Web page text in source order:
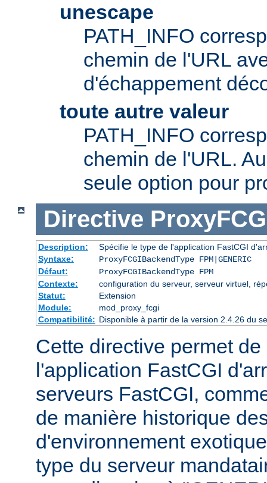
unescape
PATH_INFO
chemin de l'URL
d'échappement
toute autre valeur
PATH_INFO
chemin de l'URL.
seule option pour
Directive
Description:
Spécifie le type de l'application FastCGI
Syntaxe:
ProxyFCGIBackendType FPM|GENERIC
Défaut:
ProxyFCGIBackendType FPM
Contexte:
configuration du serveur, serveur virtuel,
Statut:
Extension
Module:
mod_proxy_fcgi
Compatibilité: Disponible à partir de la version 2.4.26 du
Cette directive permet
l'application FastCGI
serveurs FastCGI,
de manière historique
d'environnement
type du serveur